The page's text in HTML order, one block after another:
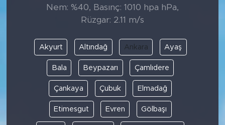
Nem: %40, Basınç: 1010 hpa hPa,
Rüzgar: 2.11 m/s
Akyurt Altındağ Ankara Ayaş
Bala Beypazarı Çamlıdere
Çankaya Çubuk Elmadağ
Etimesgut Evren Gölbaşı